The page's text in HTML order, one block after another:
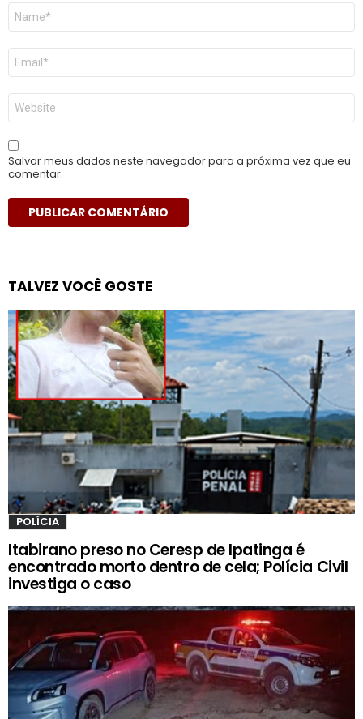
Nome
E-
mail
*
Site
Salvar meus dados neste navegador para a próxima vez que eu
comentar.
TALVEZ VOCÊ GOSTE
POLÍCIA
Itabirano preso no Ceresp de Ipatinga é
encontrado morto dentro de cela; Polícia Civil
investiga o caso